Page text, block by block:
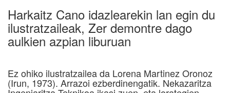
Harkaitz Cano idazlearekin lan egin du
ilustratzaileak, Zer demontre dago
aulkien azpian liburuan
Ez ohiko ilustratzailea da Lorena Martinez Oronoz
(Irun, 1973). Arrazoi ezberdinengatik. Nekazaritza